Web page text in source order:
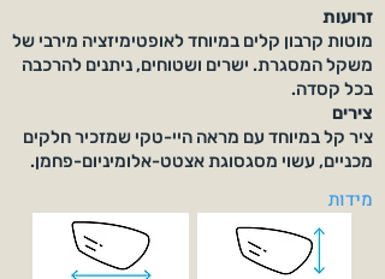
זרועות
מוטות קרבון קלים במיוחד לאופטימיזציה מירבי של
משקל המסגרת. ישרים ושטוחים, ניתנים להרכבה
בכל קסדה.
צירים
ציר קל במיוחד עם מראה היי-טקי שמזכיר חלקים
מכניים, עשוי מסגסוגת אצטט-אלומיניום-פחמן.
מידות